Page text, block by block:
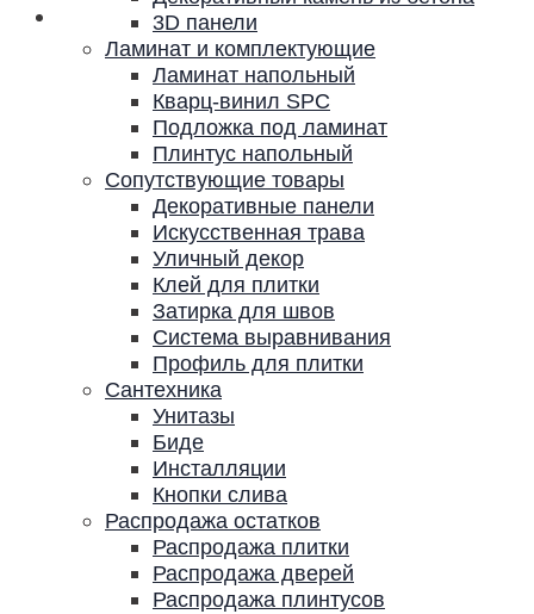
3D панели
Ламинат и комплектующие
Ламинат напольный
Кварц-винил SPC
Подложка под ламинат
Плинтус напольный
Сопутствующие товары
Декоративные панели
Искусственная трава
Уличный декор
Клей для плитки
Затирка для швов
Система выравнивания
Профиль для плитки
Сантехника
Унитазы
Биде
Инсталляции
Кнопки слива
Распродажа остатков
Распродажа плитки
Распродажа дверей
Распродажа плинтусов